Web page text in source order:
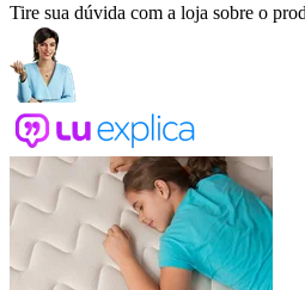
Tire sua dúvida com a loja sobre o